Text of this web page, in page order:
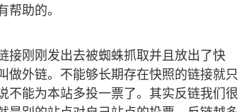
帮助的。
接刚刚发出去被蜘蛛抓取并且放出了快
做外链。不能够长期存在快照的链接就只
不能为本站多投一票了。其实反链我们很